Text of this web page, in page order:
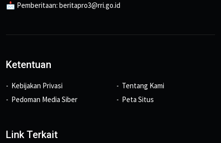
📩 Pemberitaan: beritapro3@rri.go.id
Ketentuan
Kebijakan Privasi
Pedoman Media Siber
Tentang Kami
Peta Situs
Link Terkait